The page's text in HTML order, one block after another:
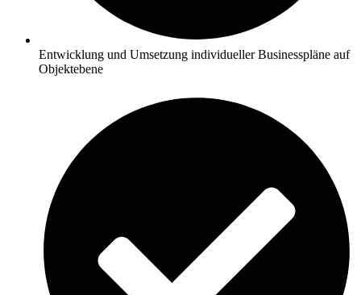
Entwicklung und Umsetzung individueller Businesspläne auf
Objektebene